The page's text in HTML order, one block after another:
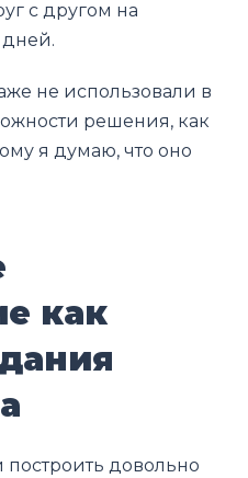
с другом на
дней.
не использовали в
решения, как
я думаю, что оно
как
довольно